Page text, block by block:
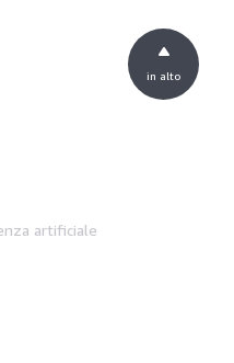
artificiale
in alto